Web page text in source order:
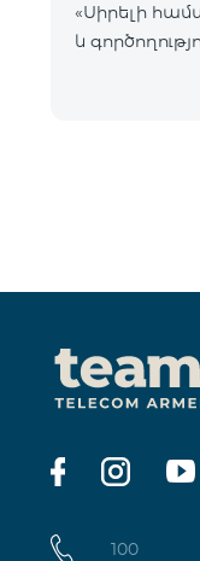
«Սիրելի
և
100